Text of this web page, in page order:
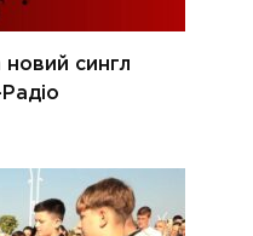
новий сингл